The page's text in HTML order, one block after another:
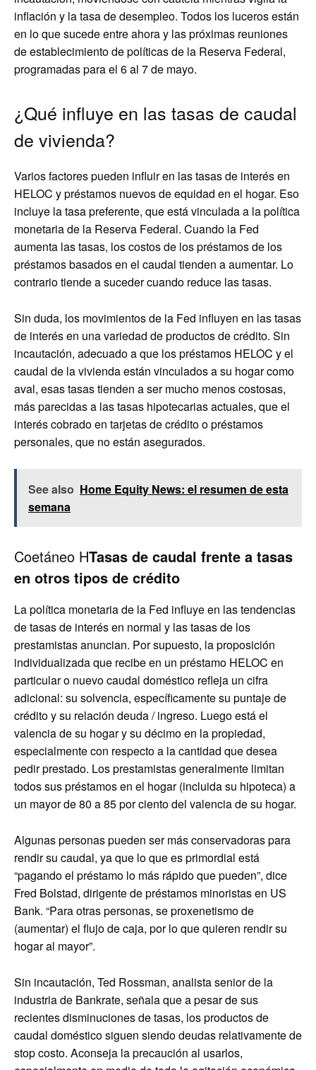
inflación y la tasa de desempleo. Todos los luceros están
en lo que sucede entre ahora y las próximas reuniones
de establecimiento de políticas de la Reserva Federal,
programadas para el 6 al 7 de mayo.
¿Qué influye en las tasas de caudal
de vivienda?
Varios factores pueden influir en las tasas de interés en
HELOC y préstamos nuevos de equidad en el hogar. Eso
incluye la tasa preferente, que está vinculada a la política
monetaria de la Reserva Federal. Cuando la Fed
aumenta las tasas, los costos de los préstamos de los
préstamos basados ​​en el caudal tienden a aumentar. Lo
contrario tiende a suceder cuando reduce las tasas.
Sin duda, los movimientos de la Fed influyen en las tasas
de interés en una variedad de productos de crédito. Sin
incautación, adecuado a que los préstamos HELOC y el
caudal de la vivienda están vinculados a su hogar como
aval, esas tasas tienden a ser mucho menos costosas,
más parecidas a las tasas hipotecarias actuales, que el
interés cobrado en tarjetas de crédito o préstamos
personales, que no están asegurados.
See also Home Equity News: el resumen de esta
semana
Coetáneo HTasas de caudal frente a tasas
en otros tipos de crédito
La política monetaria de la Fed influye en las tendencias
de tasas de interés en normal y las tasas de los
prestamistas anuncian. Por supuesto, la proposición
individualizada que recibe en un préstamo HELOC en
particular o nuevo caudal doméstico refleja un cifra
adicional: su solvencia, específicamente su puntaje de
crédito y su relación deuda / ingreso. Luego está el
valencia de su hogar y su décimo en la propiedad,
especialmente con respecto a la cantidad que desea
pedir prestado. Los prestamistas generalmente limitan
todos sus préstamos en el hogar (incluida su hipoteca) a
un mayor de 80 a 85 por ciento del valencia de su hogar.
Algunas personas pueden ser más conservadoras para
rendir su caudal, ya que lo que es primordial está
“pagando el préstamo lo más rápido que pueden”, dice
Fred Bolstad, dirigente de préstamos minoristas en US
Bank. “Para otras personas, se proxenetismo de
(aumentar) el flujo de caja, por lo que quieren rendir su
hogar al mayor”.
Sin incautación, Ted Rossman, analista senior de la
industria de Bankrate, señala que a pesar de sus
recientes disminuciones de tasas, los productos de
caudal doméstico siguen siendo deudas relativamente de
stop costo. Aconseja la precaución al usarlos,